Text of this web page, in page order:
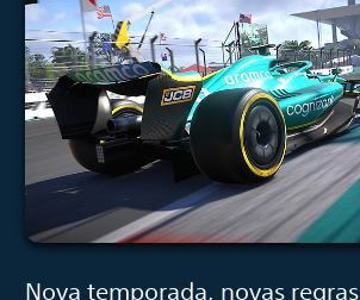
Nova temporada, novas regras